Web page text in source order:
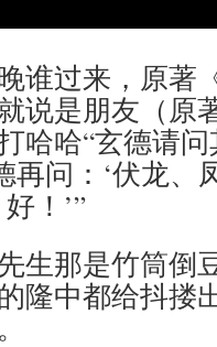
谁过来，原著
说是朋友（原
哈哈“玄德请
再问：‘伏龙、
！’”
生那是竹筒倒
隆中都给抖搂